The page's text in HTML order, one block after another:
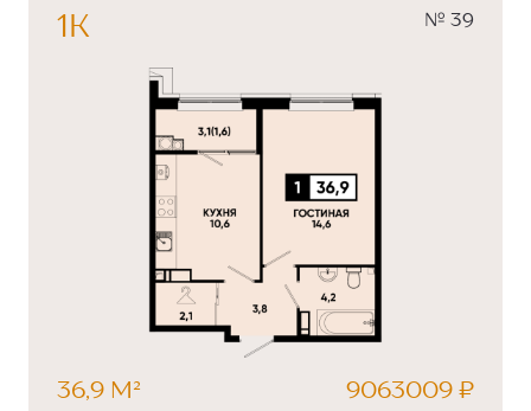
1К № 39
36,9 М² 9063009 ₽